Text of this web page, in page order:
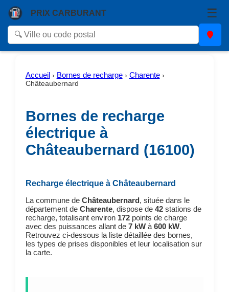
PRIX CARBURANT ☰
Accueil › Bornes de recharge› Charente›
Châteaubernard
Bornes de recharge
électrique à
Châteaubernard (16100)
Recharge électrique à Châteaubernard
La commune de Châteaubernard, située dans le
département de Charente, dispose de 42stations de
recharge, totalisant environ 172points de charge
avec des puissances allant de 7 kWà 600 kW.
Retrouvez ci-dessous la liste détaillée des bornes,
les types de prises disponibles et leur localisation sur
la carte.